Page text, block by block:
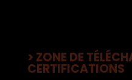
> ZONE DE
CERTIFICATIONS